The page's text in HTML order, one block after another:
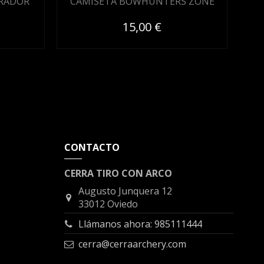
15,00 €
CONTACTO
CERRA TIRO CON ARCO
Augusto Junquera 12
33012 Oviedo
Llámanos ahora: 985111444
cerra@cerraarchery.com